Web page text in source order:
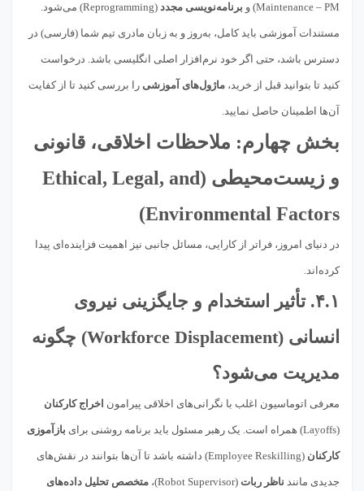
Maintenance – PM) و برنامه‌نویسی مجدد (Reprogramming) می‌شود.
مستندات آموزشی باید کامل، به‌روز و به زبان مادری تیم شما (فارسی) در
دسترس باشد، حتی اگر خود نرم‌افزار اصلی انگلیسی باشد. درخواست
کنید تا بتوانید قبل از خرید، ماژول‌های آموزشی را بررسی کنید تا از کفایت
آن‌ها اطمینان حاصل نمایید.
بخش چهارم: ملاحظات اخلاقی، قانونی
و زیست‌محیطی
(Ethical, Legal, and
Environmental Factors)
در دنیای امروز، فراتر از کارایی، مسائل جانبی نیز اهمیت فزاینده‌ای پیدا
کرده‌اند.
۴.۱. تأثیر
استخدام و جایگزینی نیروی
انسانی
(Workforce Displacement) چگونه
مدیریت می‌شود؟
معرفی اتوماسیون اغلب با نگرانی‌های اخلاقی پیرامون اخراج کارکنان
(Layoffs) همراه است. یک رهبر مسئول باید برنامه روشنی برای بازآموزی
کارکنان (Employee Reskilling) داشته باشد تا آن‌ها بتوانند در نقش‌های
جدیدی مانند ناظر ربات (Robot Supervisor)، متخصص تحلیل داده‌های